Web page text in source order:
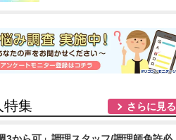
特集 さらに見る